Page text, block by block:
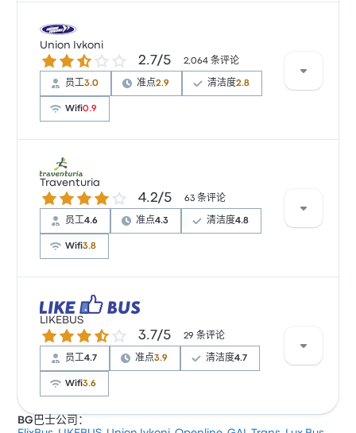
根据 15020 条评论，该公司在 Busbud 上被评为 3.5 颗
星。旅客对 车票资源 和 温度 特别满意，但对 无线上网
经常有所抱怨。 FlixBus 在此路线提供的票价为 ¥58 起
Union Ivkoni
2.7 / 5 星 2.7/5 2,064 条评论
员工3.0 准点2.9 清洁度2.8
Wifi0.9
根据 2064 条评论，该公司在 Busbud 上被评为 2.7 颗
星。旅客对 车票资源 和 出发地点 特别满意，但对 无线
上网 经常有所抱怨。 Union Ivkoni 在此路线提供的票价
为 ¥33 起
Traventuria
4.2 / 5 星 4.2/5 63 条评论
员工4.6 准点4.3 清洁度4.8
Wifi3.8
根据 63 条评论，该公司在 Busbud 上被评为 4.2 颗星。
旅客对 清洁度 和 车票资源 特别满意，但对 电源插座 经
常有所抱怨。 Traventuria 在此路线提供的票价为 ¥456
LIKEBUS
3.7 / 5 星 3.7/5 29 条评论
员工4.7 准点3.9 清洁度4.7
Wifi3.6
BG巴士公司：